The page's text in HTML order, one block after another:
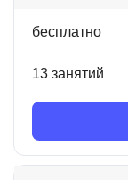
бесплатно
13 занятий